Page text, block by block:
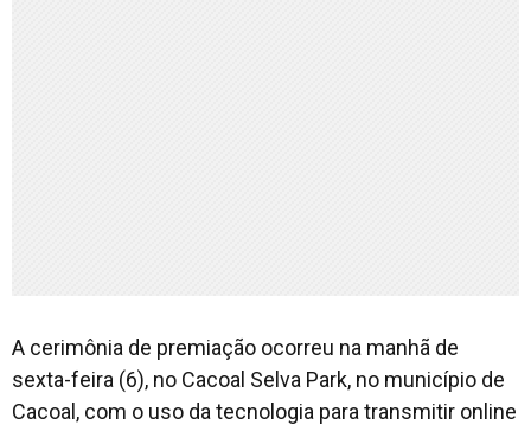
A cerimônia de premiação ocorreu na manhã de
sexta-feira (6), no Cacoal Selva Park, no município de
Cacoal, com o uso da tecnologia para transmitir online